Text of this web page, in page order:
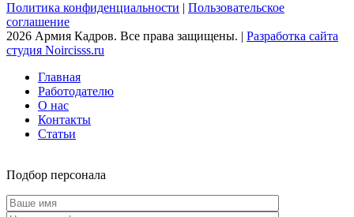
Политика конфиденциальности | Пользовательское
соглашение
2026 Армия Кадров. Все права защищены. | Разработка сайта
студия Noircisss.ru
Главная
Работодателю
О нас
Контакты
Статьи
Подбор персонала